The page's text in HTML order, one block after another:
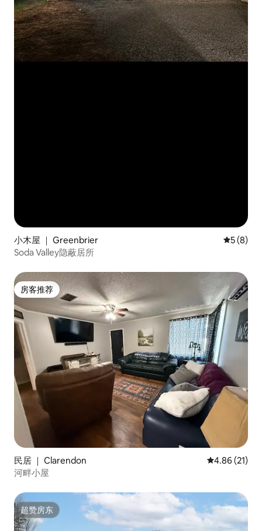
小木屋 ｜ Greenbrier 平均评分
5 (8)
Soda Valley隐蔽居所
房客推荐
房客推荐
民居 ｜ Clarendon 平均评分
4.86 (21)
河畔小屋
超赞房东
超赞房东